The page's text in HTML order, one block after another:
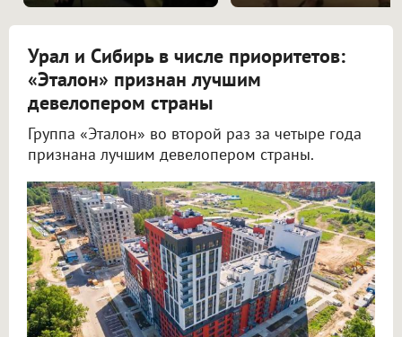
Урал и Сибирь в числе приоритетов:
«Эталон» признан лучшим
девелопером страны
Группа «Эталон» во второй раз за четыре года
признана лучшим девелопером страны.